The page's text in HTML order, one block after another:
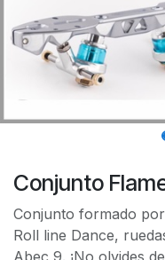
Conjunto
Conjunto formado
Roll line Dance,
Abec 9. ¡No olvides